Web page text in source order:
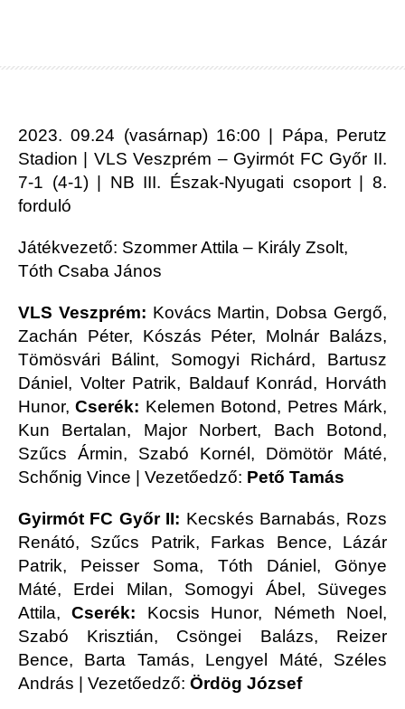
2023. 09.24 (vasárnap) 16:00 | Pápa, Perutz
Stadion | VLS Veszprém – Gyirmót FC Győr II.
7-1 (4-1) | NB III. Észak-Nyugati csoport | 8.
forduló
Játékvezető: Szommer Attila – Király Zsolt,
Tóth Csaba János
VLS Veszprém: Kovács Martin, Dobsa Gergő,
Zachán Péter, Kószás Péter, Molnár Balázs,
Tömösvári Bálint, Somogyi Richárd, Bartusz
Dániel, Volter Patrik, Baldauf Konrád, Horváth
Hunor,Cserék: Kelemen Botond, Petres Márk,
Kun Bertalan, Major Norbert, Bach Botond,
Szűcs Ármin, Szabó Kornél, Dömötör Máté,
Schőnig Vince | Vezetőedző: Pető Tamás
Gyirmót FC Győr II: Kecskés Barnabás, Rozs
Renátó, Szűcs Patrik, Farkas Bence, Lázár
Patrik, Peisser Soma, Tóth Dániel, Gönye
Máté, Erdei Milan, Somogyi Ábel, Süveges
Attila,Cserék: Kocsis Hunor, Németh Noel,
Szabó Krisztián, Csöngei Balázs, Reizer
Bence, Barta Tamás, Lengyel Máté, Széles
András | Vezetőedző: Ördög József